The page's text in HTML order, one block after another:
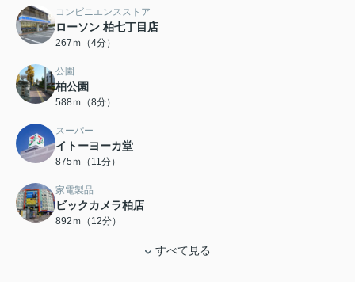
コンビニエンスストア
ローソン 柏七丁目店
267ｍ（4分）
公園
柏公園
588ｍ（8分）
スーパー
イトーヨーカ堂
875ｍ（11分）
家電製品
ビックカメラ柏店
892ｍ（12分）
すべて見る